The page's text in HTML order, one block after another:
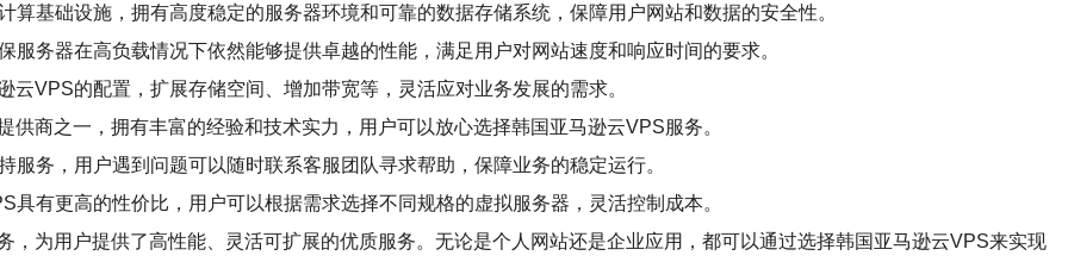
基础设施，拥有高度稳定的服务器环境和可靠的数据存储系统，保障用户网站和数据的安全性。
务器在高负载情况下依然能够提供卓越的性能，满足用户对网站速度和响应时间的要求。
VPS的配置，扩展存储空间、增加带宽等，灵活应对业务发展的需求。
商之一，拥有丰富的经验和技术实力，用户可以放心选择韩国亚马逊云VPS服务。
务，用户遇到问题可以随时联系客服团队寻求帮助，保障业务的稳定运行。
有更高的性价比，用户可以根据需求选择不同规格的虚拟服务器，灵活控制成本。
为用户提供了高性能、灵活可扩展的优质服务。无论是个人网站还是企业应用，都可以通过选择韩国亚马逊云VPS来实现